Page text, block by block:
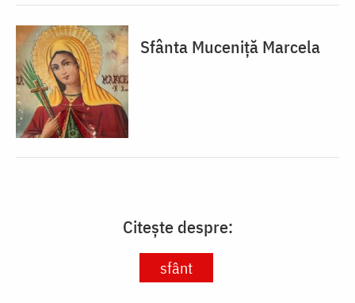
Sfânta Muceniță Marcela
Citește despre:
sfânt